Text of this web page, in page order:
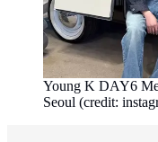
Young K DAY6
Seoul (credit: